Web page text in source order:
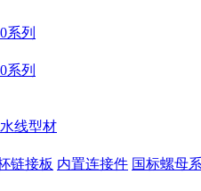
系列
系列
线型材
链接板 内置连接件 国标螺母